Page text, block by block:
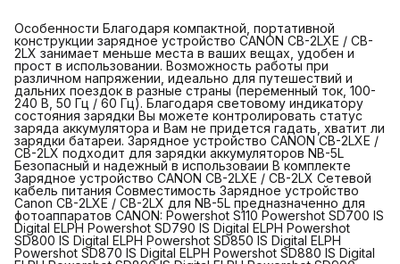
Особенности Благодаря компактной, портативной
конструкции зарядное устройство CANON CB-2LXE / CB-
2LX занимает меньше места в ваших вещах, удобен и
прост в использовании. Возможность работы при
различном напряжении, идеально для путешествий и
дальних поездок в разные страны (переменный ток, 100-
240 В, 50 Гц / 60 Гц). Благодаря световому индикатору
состояния зарядки Вы можете контролировать статус
заряда аккумулятора и Вам не придется гадать, хватит ли
зарядки батареи. Зарядное устройство CANON CB-2LXE /
CB-2LX подходит для зарядки аккумуляторов NB-5L
Безопасный и надежный в использоваии В комплекте
Зарядное устройство CANON CB-2LXE / CB-2LX Сетевой
кабель питания Совместимость Зарядное устройство
Canon CB-2LXE / CB-2LX для NB-5L предназначенно для
фотоаппаратов CANON: Powershot S110 Powershot SD700 IS
Digital ELPH Powershot SD790 IS Digital ELPH Powershot
SD800 IS Digital ELPH Powershot SD850 IS Digital ELPH
Powershot SD870 IS Digital ELPH Powershot SD880 IS Digital